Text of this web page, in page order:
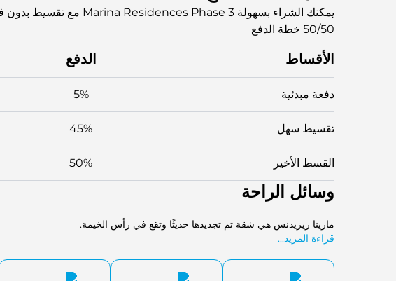
يمكنك الشراء بسهولة Marina Residences Phase 3 مع تقسيط بدون فوائد
50/50 خطة الدفع
الأقساط الدفع
دفعة مبدئية 5%
تقسيط سهل 45%
القسط الأخير 50%
وسائل الراحة
مارينا ريزيدنس هي شقة تم تجديدها حديثًا وتقع في رأس الخيمة.
قراءة المزيد...